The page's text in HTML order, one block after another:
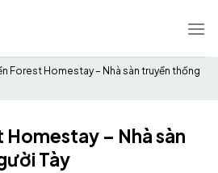
Forest Homestay – Nhà sàn truyền thống
Homestay – Nhà sàn
Tày